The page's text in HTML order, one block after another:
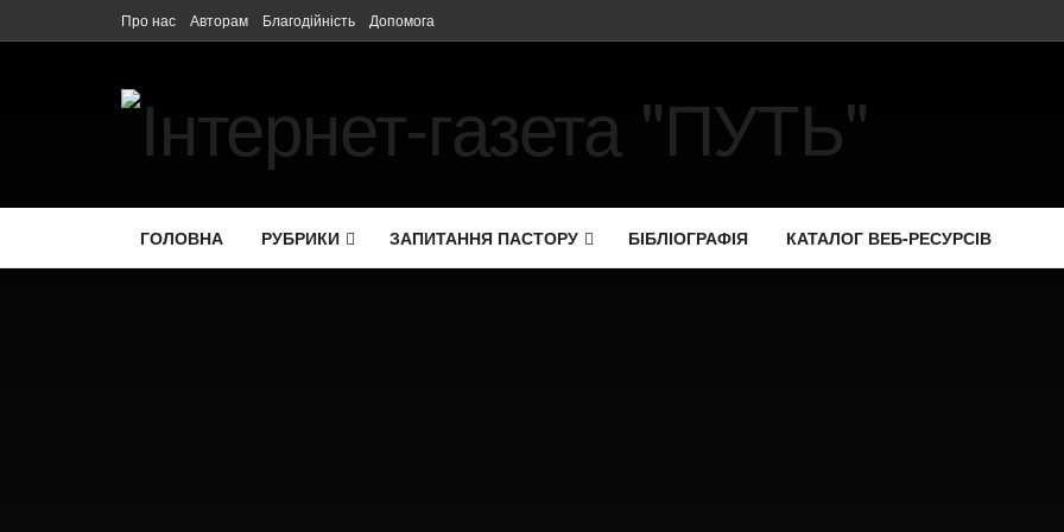
Про нас Авторам Благодійність Допомога
ГОЛОВНА РУБРИКИ ЗАПИТАННЯ ПАСТОРУ БІБЛІОГРАФІЯ КАТАЛОГ ВЕБ-РЕСУРСІВ